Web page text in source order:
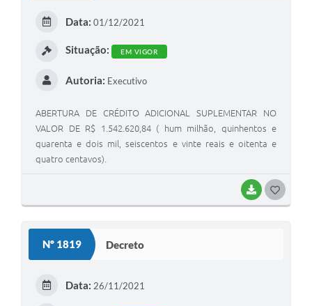
BAIXAR
Data: 01/12/2021
Situação: EM VIGOR
Autoria: Executivo
ABERTURA DE CRÉDITO ADICIONAL SUPLEMENTAR NO
VALOR DE R$ 1.542.620,84 ( hum milhão, quinhentos e
quarenta e dois mil, seiscentos e vinte reais e oitenta e
quatro centavos).
Nº 1819 Decreto
Data: 26/11/2021